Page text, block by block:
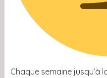
Chaque semaine jusqu’à